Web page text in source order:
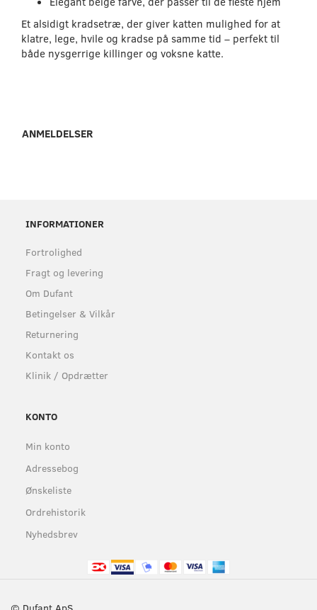
Et alsidigt kradsetræ, der giver katten mulighed for at
klatre, lege, hvile og kradse på samme tid – perfekt til
både nysgerrige killinger og voksne katte.
ANMELDELSER
INFORMATIONER
Fortrolighed
Fragt og levering
Om Dufant
Betingelser & Vilkår
Returnering
Kontakt os
Klinik / Opdrætter
KONTO
Min konto
Adressebog
Ønskeliste
Ordrehistorik
Nyhedsbrev